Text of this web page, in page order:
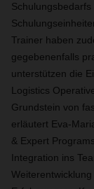
Trainer haben
gegebenenfalls
unterstützen die
Logistics
Grundstein von
erläutert Eva-
& Expert
Integration ins